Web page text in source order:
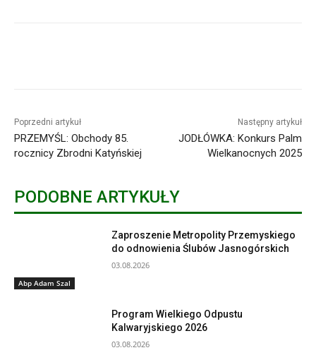
Poprzedni artykuł
PRZEMYŚL: Obchody 85.
rocznicy Zbrodni Katyńskiej
Następny artykuł
JODŁÓWKA: Konkurs Palm
Wielkanocnych 2025
PODOBNE ARTYKUŁY
Abp Adam Szal
Zaproszenie Metropolity Przemyskiego
do odnowienia Ślubów Jasnogórskich
03.08.2026
Program Wielkiego Odpustu
Kalwaryjskiego 2026
03.08.2026